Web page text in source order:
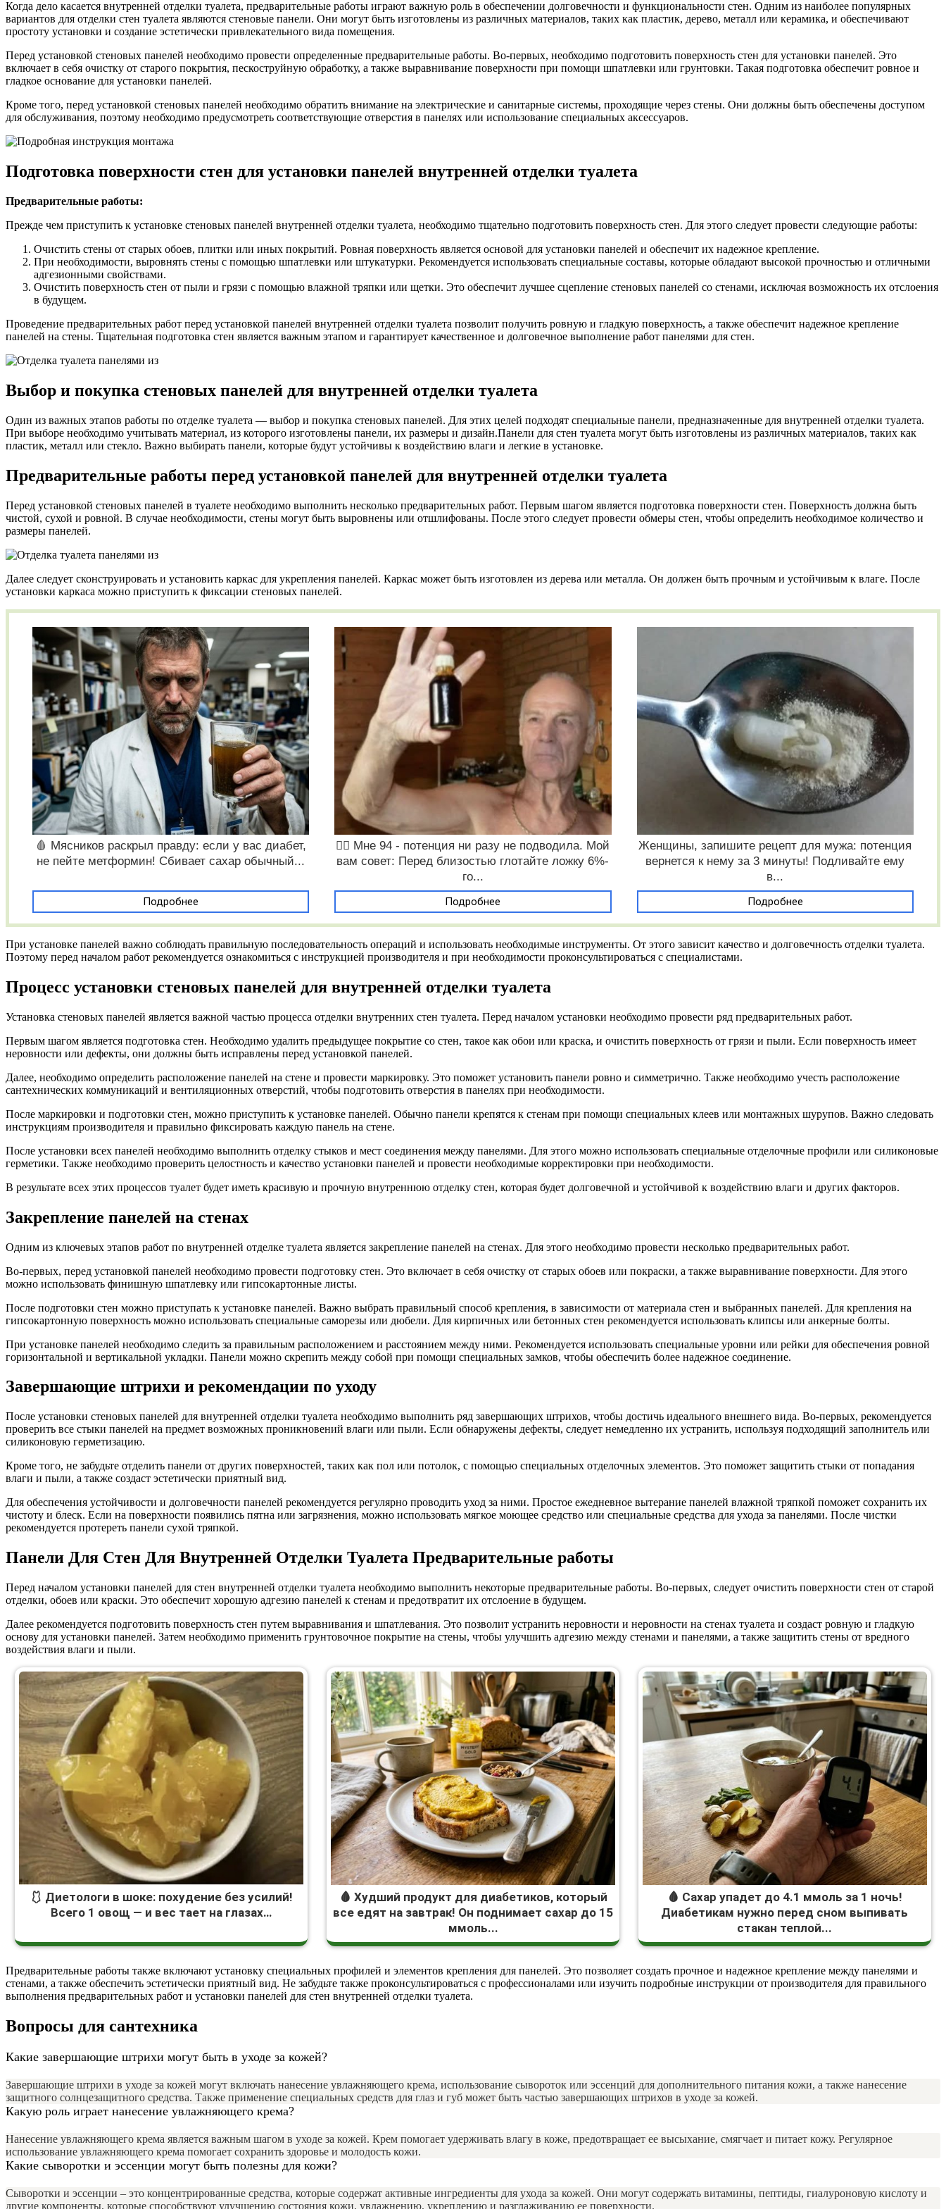
Когда дело касается внутренней отделки туалета, предварительные работы играют важную роль в обеспечении долговечности и функциональности стен. Одним из наиболее популярных
вариантов для отделки стен туалета являются стеновые панели. Они могут быть изготовлены из различных материалов, таких как пластик, дерево, металл или керамика, и обеспечивают
простоту установки и создание эстетически привлекательного вида помещения.
Перед установкой стеновых панелей необходимо провести определенные предварительные работы. Во-первых, необходимо подготовить поверхность стен для установки панелей. Это
включает в себя очистку от старого покрытия, пескоструйную обработку, а также выравнивание поверхности при помощи шпатлевки или грунтовки. Такая подготовка обеспечит ровное и
гладкое основание для установки панелей.
Кроме того, перед установкой стеновых панелей необходимо обратить внимание на электрические и санитарные системы, проходящие через стены. Они должны быть обеспечены доступом
для обслуживания, поэтому необходимо предусмотреть соответствующие отверстия в панелях или использование специальных аксессуаров.
Подготовка поверхности стен для установки панелей внутренней отделки туалета
Предварительные работы:
Прежде чем приступить к установке стеновых панелей внутренней отделки туалета, необходимо тщательно подготовить поверхность стен. Для этого следует провести следующие работы:
Очистить стены от старых обоев, плитки или иных покрытий. Ровная поверхность является основой для установки панелей и обеспечит их надежное крепление.
При необходимости, выровнять стены с помощью шпатлевки или штукатурки. Рекомендуется использовать специальные составы, которые обладают высокой прочностью и отличными
адгезионными свойствами.
Очистить поверхность стен от пыли и грязи с помощью влажной тряпки или щетки. Это обеспечит лучшее сцепление стеновых панелей со стенами, исключая возможность их отслоения
в будущем.
Проведение предварительных работ перед установкой панелей внутренней отделки туалета позволит получить ровную и гладкую поверхность, а также обеспечит надежное крепление
панелей на стены. Тщательная подготовка стен является важным этапом и гарантирует качественное и долговечное выполнение работ панелями для стен.
Выбор и покупка стеновых панелей для внутренней отделки туалета
Один из важных этапов работы по отделке туалета — выбор и покупка стеновых панелей. Для этих целей подходят специальные панели, предназначенные для внутренней отделки туалета.
При выборе необходимо учитывать материал, из которого изготовлены панели, их размеры и дизайн.Панели для стен туалета могут быть изготовлены из различных материалов, таких как
пластик, металл или стекло. Важно выбирать панели, которые будут устойчивы к воздействию влаги и легкие в установке.
Предварительные работы перед установкой панелей для внутренней отделки туалета
Перед установкой стеновых панелей в туалете необходимо выполнить несколько предварительных работ. Первым шагом является подготовка поверхности стен. Поверхность должна быть
чистой, сухой и ровной. В случае необходимости, стены могут быть выровнены или отшлифованы. После этого следует провести обмеры стен, чтобы определить необходимое количество и
размеры панелей.
Далее следует сконструировать и установить каркас для укрепления панелей. Каркас может быть изготовлен из дерева или металла. Он должен быть прочным и устойчивым к влаге. После
установки каркаса можно приступить к фиксации стеновых панелей.
🩸 Мясников раскрыл правду: если у вас диабет,
не пейте метформин! Сбивает сахар обычный...
Подробнее
❤️‍🔥 Мне 94 - потенция ни разу не подводила. Мой
вам совет: Перед близостью глотайте ложку 6%-
го...
Подробнее
Женщины, запишите рецепт для мужа: потенция
вернется к нему за 3 минуты! Подливайте ему
в...
Подробнее
При установке панелей важно соблюдать правильную последовательность операций и использовать необходимые инструменты. От этого зависит качество и долговечность отделки туалета.
Поэтому перед началом работ рекомендуется ознакомиться с инструкцией производителя и при необходимости проконсультироваться с специалистами.
Процесс установки стеновых панелей для внутренней отделки туалета
Установка стеновых панелей является важной частью процесса отделки внутренних стен туалета. Перед началом установки необходимо провести ряд предварительных работ.
Первым шагом является подготовка стен. Необходимо удалить предыдущее покрытие со стен, такое как обои или краска, и очистить поверхность от грязи и пыли. Если поверхность имеет
неровности или дефекты, они должны быть исправлены перед установкой панелей.
Далее, необходимо определить расположение панелей на стене и провести маркировку. Это поможет установить панели ровно и симметрично. Также необходимо учесть расположение
сантехнических коммуникаций и вентиляционных отверстий, чтобы подготовить отверстия в панелях при необходимости.
После маркировки и подготовки стен, можно приступить к установке панелей. Обычно панели крепятся к стенам при помощи специальных клеев или монтажных шурупов. Важно следовать
инструкциям производителя и правильно фиксировать каждую панель на стене.
После установки всех панелей необходимо выполнить отделку стыков и мест соединения между панелями. Для этого можно использовать специальные отделочные профили или силиконовые
герметики. Также необходимо проверить целостность и качество установки панелей и провести необходимые корректировки при необходимости.
В результате всех этих процессов туалет будет иметь красивую и прочную внутреннюю отделку стен, которая будет долговечной и устойчивой к воздействию влаги и других факторов.
Закрепление панелей на стенах
Одним из ключевых этапов работ по внутренней отделке туалета является закрепление панелей на стенах. Для этого необходимо провести несколько предварительных работ.
Во-первых, перед установкой панелей необходимо провести подготовку стен. Это включает в себя очистку от старых обоев или покраски, а также выравнивание поверхности. Для этого
можно использовать финишную шпатлевку или гипсокартонные листы.
После подготовки стен можно приступать к установке панелей. Важно выбрать правильный способ крепления, в зависимости от материала стен и выбранных панелей. Для крепления на
гипсокартонную поверхность можно использовать специальные саморезы или дюбели. Для кирпичных или бетонных стен рекомендуется использовать клипсы или анкерные болты.
При установке панелей необходимо следить за правильным расположением и расстоянием между ними. Рекомендуется использовать специальные уровни или рейки для обеспечения ровной
горизонтальной и вертикальной укладки. Панели можно скрепить между собой при помощи специальных замков, чтобы обеспечить более надежное соединение.
Завершающие штрихи и рекомендации по уходу
После установки стеновых панелей для внутренней отделки туалета необходимо выполнить ряд завершающих штрихов, чтобы достичь идеального внешнего вида. Во-первых, рекомендуется
проверить все стыки панелей на предмет возможных проникновений влаги или пыли. Если обнаружены дефекты, следует немедленно их устранить, используя подходящий заполнитель или
силиконовую герметизацию.
Кроме того, не забудьте отделить панели от других поверхностей, таких как пол или потолок, с помощью специальных отделочных элементов. Это поможет защитить стыки от попадания
влаги и пыли, а также создаст эстетически приятный вид.
Для обеспечения устойчивости и долговечности панелей рекомендуется регулярно проводить уход за ними. Простое ежедневное вытерание панелей влажной тряпкой поможет сохранить их
чистоту и блеск. Если на поверхности появились пятна или загрязнения, можно использовать мягкое моющее средство или специальные средства для ухода за панелями. После чистки
рекомендуется протереть панели сухой тряпкой.
Панели Для Стен Для Внутренней Отделки Туалета Предварительные работы
Перед началом установки панелей для стен внутренней отделки туалета необходимо выполнить некоторые предварительные работы. Во-первых, следует очистить поверхности стен от старой
отделки, обоев или краски. Это обеспечит хорошую адгезию панелей к стенам и предотвратит их отслоение в будущем.
Далее рекомендуется подготовить поверхность стен путем выравнивания и шпатлевания. Это позволит устранить неровности и неровности на стенах туалета и создаст ровную и гладкую
основу для установки панелей. Затем необходимо применить грунтовочное покрытие на стены, чтобы улучшить адгезию между стенами и панелями, а также защитить стены от вредного
воздействия влаги и пыли.
🩱 Диетологи в шоке: похудение без усилий!
Всего 1 овощ — и вес тает на глазах…
🩸 Худший продукт для диабетиков, который
все едят на завтрак! Он поднимает сахар до 15
ммоль...
🩸 Сахар упадет до 4.1 ммоль за 1 ночь!
Диабетикам нужно перед сном выпивать
стакан теплой...
Предварительные работы также включают установку специальных профилей и элементов крепления для панелей. Это позволяет создать прочное и надежное крепление между панелями и
стенами, а также обеспечить эстетически приятный вид. Не забудьте также проконсультироваться с профессионалами или изучить подробные инструкции от производителя для правильного
выполнения предварительных работ и установки панелей для стен внутренней отделки туалета.
Вопросы для сантехника
Какие завершающие штрихи могут быть в уходе за кожей?
Завершающие штрихи в уходе за кожей могут включать нанесение увлажняющего крема, использование сывороток или эссенций для дополнительного питания кожи, а также нанесение
защитного солнцезащитного средства. Также применение специальных средств для глаз и губ может быть частью завершающих штрихов в уходе за кожей.
Какую роль играет нанесение увлажняющего крема?
Нанесение увлажняющего крема является важным шагом в уходе за кожей. Крем помогает удерживать влагу в коже, предотвращает ее высыхание, смягчает и питает кожу. Регулярное
использование увлажняющего крема помогает сохранить здоровье и молодость кожи.
Какие сыворотки и эссенции могут быть полезны для кожи?
Сыворотки и эссенции – это концентрированные средства, которые содержат активные ингредиенты для ухода за кожей. Они могут содержать витамины, пептиды, гиалуроновую кислоту и
другие компоненты, которые способствуют улучшению состояния кожи, увлажнению, укреплению и разглаживанию ее поверхности.